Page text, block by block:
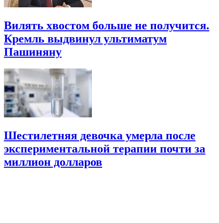
Вилять хвостом больше не получится.
Кремль выдвинул ультиматум
Пашиняну
Шестилетняя девочка умерла после
экспериментальной терапии почти за
миллион долларов